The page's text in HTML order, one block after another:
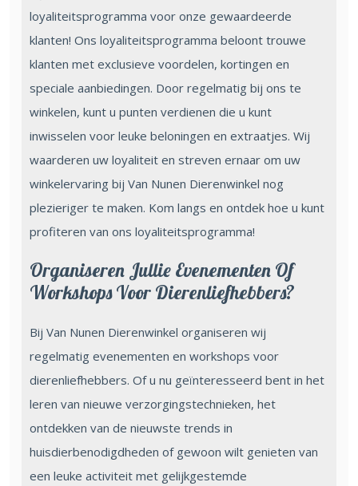
loyaliteitsprogramma voor onze gewaardeerde
klanten! Ons loyaliteitsprogramma beloont trouwe
klanten met exclusieve voordelen, kortingen en
speciale aanbiedingen. Door regelmatig bij ons te
winkelen, kunt u punten verdienen die u kunt
inwisselen voor leuke beloningen en extraatjes. Wij
waarderen uw loyaliteit en streven ernaar om uw
winkelervaring bij Van Nunen Dierenwinkel nog
plezieriger te maken. Kom langs en ontdek hoe u kunt
profiteren van ons loyaliteitsprogramma!
Organiseren Jullie Evenementen Of
Workshops Voor Dierenliefhebbers?
Bij Van Nunen Dierenwinkel organiseren wij
regelmatig evenementen en workshops voor
dierenliefhebbers. Of u nu geïnteresseerd bent in het
leren van nieuwe verzorgingstechnieken, het
ontdekken van de nieuwste trends in
huisdierbenodigdheden of gewoon wilt genieten van
een leuke activiteit met gelijkgestemde